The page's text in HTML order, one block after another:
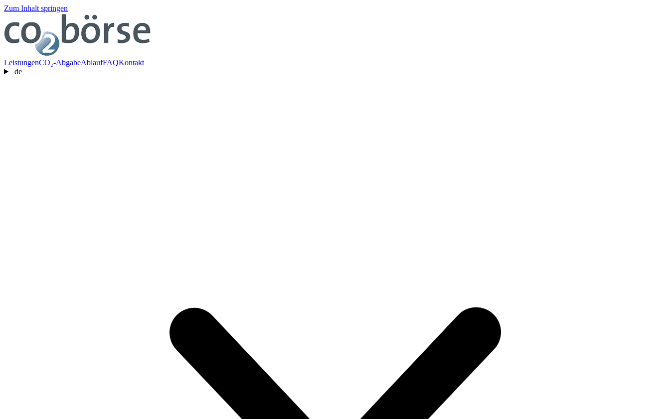
Zum Inhalt springen
LeistungenCO₂-AbgabeAblaufFAQKontakt
de